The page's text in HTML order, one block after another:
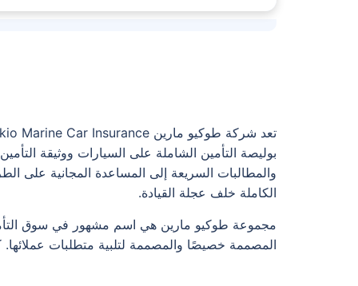
بوليصة التأمين الشاملة على السيارات ووثيقة
الكاملة خلف عجلة القيادة.
المصممة خصيصًا والمصممة لتلبية متطلبات عملائها.